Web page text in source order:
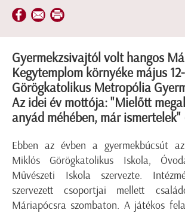
Gyermekzsivajtól volt hangos
Kegytemplom környéke május
Görögkatolikus Metropólia
Az idei év mottója: "Mielőtt
anyád méhében, már ismertelek"
Ebben az évben a gyermekbúcsút
Miklós Görögkatolikus Iskola,
Művészeti Iskola szervezte.
szervezett csoportjai mellett
Máriapócsra szombaton. A játékos